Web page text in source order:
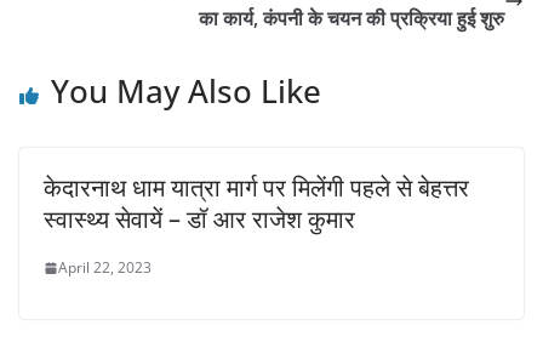
का कार्य, कंपनी के चयन की प्रक्रिया हुई शुरु
You May Also Like
केदारनाथ धाम यात्रा मार्ग पर मिलेंगी पहले से बेहत्तर
स्वास्थ्य सेवायें – डॉ आर राजेश कुमार
April 22, 2023